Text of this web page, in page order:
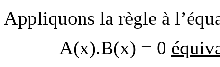
Appliquons la règle à
A(x).B(x) = 0